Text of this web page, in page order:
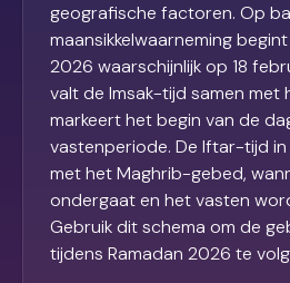
geografische factoren. Op
maansikkelwaarneming
2026 waarschijnlijk op 18
valt de Imsak-tijd samen met
markeert het begin van de
vastenperiode. De Iftar-tijd in
met het Maghrib-gebed,
ondergaat en het vasten
Gebruik dit schema om de
tijdens Ramadan 2026 te